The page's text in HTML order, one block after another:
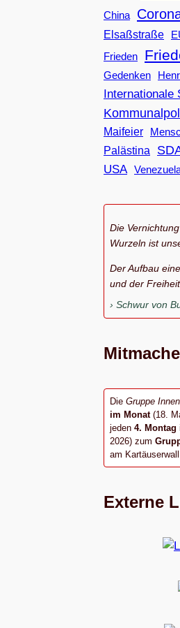
China
Elsaßstraße
Frieden
Gedenken
Internationale
Maifeier
Palästina
USA
Die
Wurzeln ist
Der Aufbau
und der
Schwur von
Die Gruppe
im Monat (18.
jeden 4. Montag
2026) zum
am
Externe